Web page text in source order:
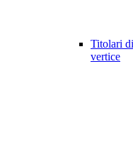
Titolari
vertice